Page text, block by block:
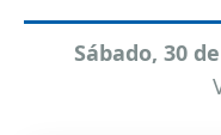
Sábado, 30